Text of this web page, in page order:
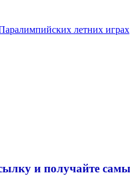
летних играх
и получайте